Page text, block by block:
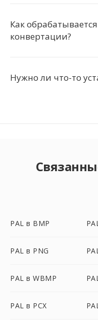
Как
конвертации?
Нужно ли что-то
PAL в BMP
PAL в PNG
PAL в WBMP
PAL в PCX